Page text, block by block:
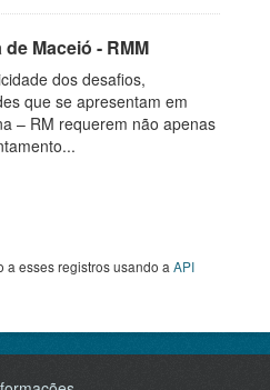
Maceió - RMM
dos desafios,
que se apresentam em
– RM requerem não apenas
a esses registros usando a API